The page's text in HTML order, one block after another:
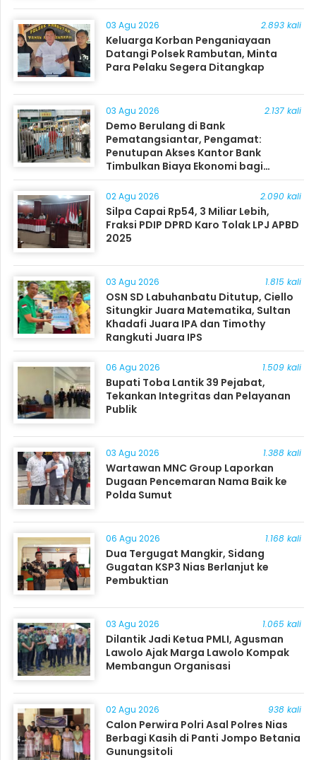
03 Agu 2026 2.893 kali
Keluarga Korban Penganiayaan
Datangi Polsek Rambutan, Minta
Para Pelaku Segera Ditangkap
03 Agu 2026 2.137 kali
Demo Berulang di Bank
Pematangsiantar, Pengamat:
Penutupan Akses Kantor Bank
Timbulkan Biaya Ekonomi bagi
Masyarakat
02 Agu 2026 2.090 kali
Silpa Capai Rp54, 3 Miliar Lebih,
Fraksi PDIP DPRD Karo Tolak LPJ APBD
2025
03 Agu 2026 1.815 kali
OSN SD Labuhanbatu Ditutup, Ciello
Situngkir Juara Matematika, Sultan
Khadafi Juara IPA dan Timothy
Rangkuti Juara IPS
06 Agu 2026 1.509 kali
Bupati Toba Lantik 39 Pejabat,
Tekankan Integritas dan Pelayanan
Publik
03 Agu 2026 1.388 kali
Wartawan MNC Group Laporkan
Dugaan Pencemaran Nama Baik ke
Polda Sumut
06 Agu 2026 1.168 kali
Dua Tergugat Mangkir, Sidang
Gugatan KSP3 Nias Berlanjut ke
Pembuktian
03 Agu 2026 1.065 kali
Dilantik Jadi Ketua PMLI, Agusman
Lawolo Ajak Marga Lawolo Kompak
Membangun Organisasi
02 Agu 2026 938 kali
Calon Perwira Polri Asal Polres Nias
Berbagi Kasih di Panti Jompo Betania
Gunungsitoli